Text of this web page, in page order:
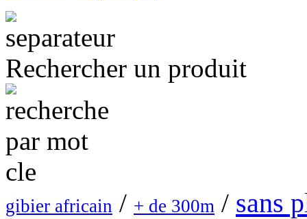
Rechercher un produit
gibier africain / + de 300m / sans